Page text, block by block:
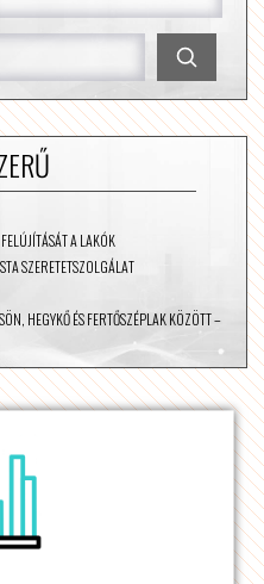
A LAKÓK
SZERETETSZOLGÁLAT
HEGYKŐ ÉS FERTŐSZÉPLAK KÖZÖTT –